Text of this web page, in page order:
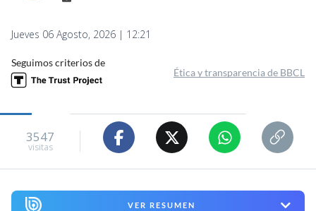
Jueves 06 Agosto, 2026 | 12:21
Seguimos criterios de
Ética y transparencia de BBCL
3547
visitas
VER RESUMEN